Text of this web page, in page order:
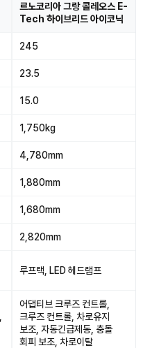
르노코리아 그랑 콜레오스 E-
Tech 하이브리드 아이코닉
245
23.5
15.0
1,750kg
4,780mm
1,880mm
1,680mm
2,820mm
루프랙, LED 헤드램프
어댑티브 크루즈 컨트롤,
크루즈 컨트롤, 차로유지
보조, 자동긴급제동, 충돌
회피 보조, 차로이탈